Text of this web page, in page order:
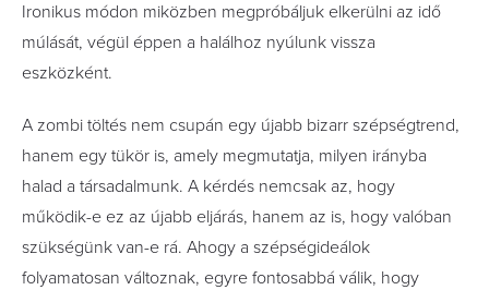
Ironikus módon miközben megpróbáljuk elkerülni az idő
múlását, végül éppen a halálhoz nyúlunk vissza
eszközként.
A zombi töltés nem csupán egy újabb bizarr szépségtrend,
hanem egy tükör is, amely megmutatja, milyen irányba
halad a társadalmunk. A kérdés nemcsak az, hogy
működik-e ez az újabb eljárás, hanem az is, hogy valóban
szükségünk van-e rá. Ahogy a szépségideálok
folyamatosan változnak, egyre fontosabbá válik, hogy